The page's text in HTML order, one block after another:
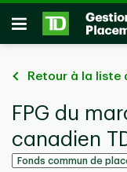
Passer au contenu
Ouvrir
Retour à la liste
FPG du
canadien
Fonds commun de